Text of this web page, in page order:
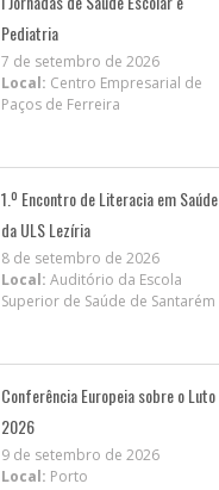
Pediatria
7 de setembro de 2026
Local: Centro Empresarial de
Paços de Ferreira
1.º Encontro de Literacia em Saúde
da ULS Lezíria
8 de setembro de 2026
Local: Auditório da Escola
Superior de Saúde de Santarém
Conferência Europeia sobre o Luto
2026
9 de setembro de 2026
Local: Porto